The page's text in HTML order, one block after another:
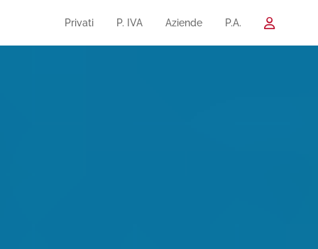
Privati P. IVA Aziende P.A.